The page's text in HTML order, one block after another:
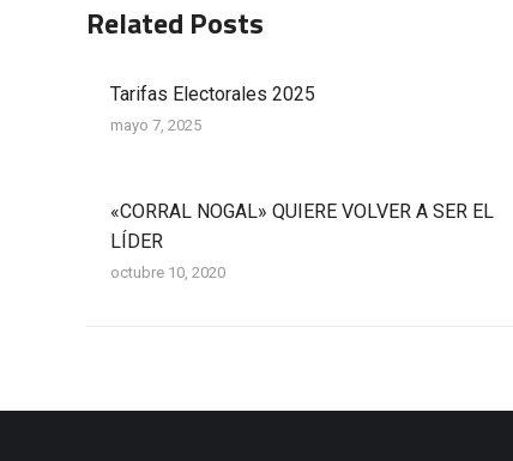
Related Posts
Tarifas Electorales 2025
mayo 7, 2025
«CORRAL NOGAL» QUIERE VOLVER A SER EL
LÍDER
octubre 10, 2020